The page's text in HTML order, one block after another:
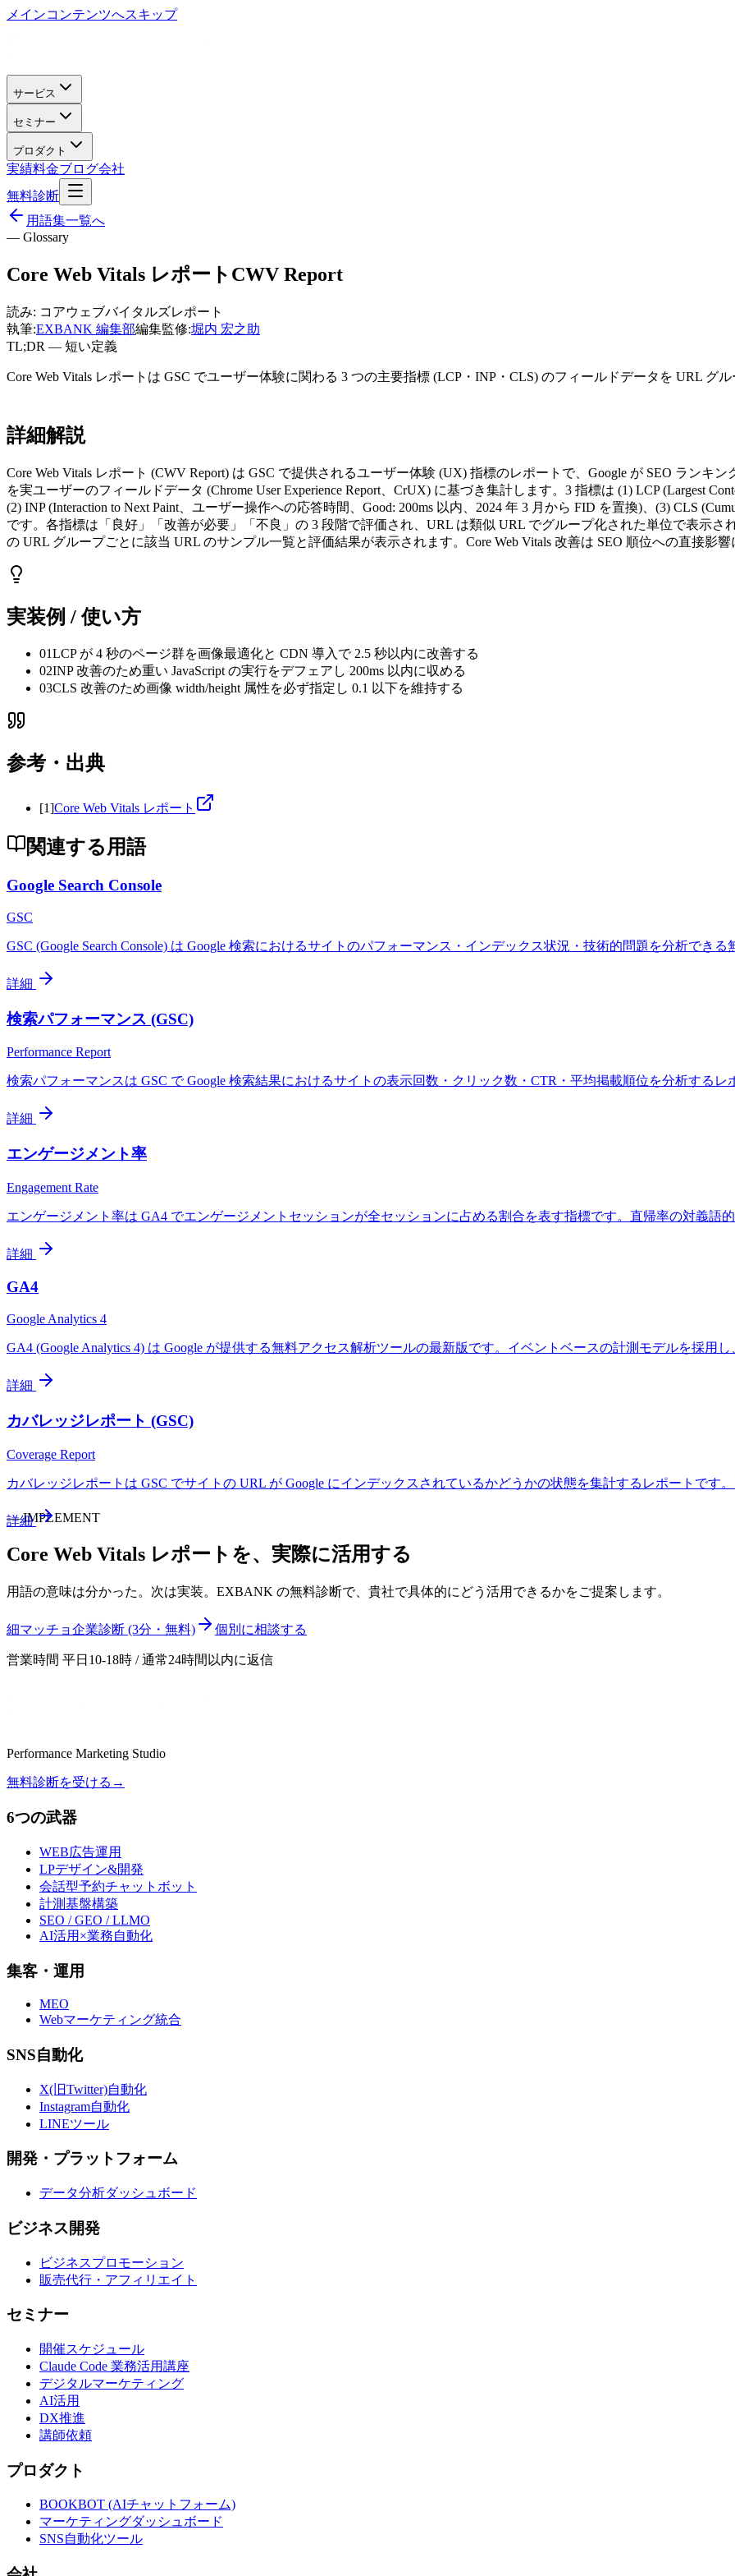
メインコンテンツへスキップ
サービス
セミナー
プロダクト
実績料金ブログ会社
無料診断
用語集一覧へ
— Glossary
Core Web Vitals レポート CWV Report
読み: コアウェブバイタルズレポート
執筆:EXBANK 編集部編集監修:堀内 宏之助
TL;DR — 短い定義
Core Web Vitals レポートは GSC でユーザー体験に関わる 3 つの主要指標 (LCP・INP・CLS) のフィールドデータを URL グ
詳細解説
Core Web Vitals レポート (CWV Report) は GSC で提供されるユーザー体験 (UX) 指標のレポートで、Google が SEO ランキ
を実ユーザーのフィールドデータ (Chrome User Experience Report、CrUX) に基づき集計します。3 指標は (1) LCP (Largest
(2) INP (Interaction to Next Paint、ユーザー操作への応答時間、Good: 200ms 以内、2024 年 3 月から FID を置換)、(3) CLS
です。各指標は「良好」「改善が必要」「不良」の 3 段階で評価され、URL は類似 URL でグループ化された単位で表示
の URL グループごとに該当 URL のサンプル一覧と評価結果が表示されます。Core Web Vitals 改善は SEO 順位への直接影
実装例 / 使い方
01LCP が 4 秒のページ群を画像最適化と CDN 導入で 2.5 秒以内に改善する
02INP 改善のため重い JavaScript の実行をデフェアし 200ms 以内に収める
03CLS 改善のため画像 width/height 属性を必ず指定し 0.1 以下を維持する
参考・出典
[1]Core Web Vitals レポート
関連する用語
Google Search Console
GSC
GSC (Google Search Console) は Google 検索におけるサイトのパフォーマンス・インデックス状況・技術的問題を分析できる
詳細
検索パフォーマンス (GSC)
Performance Report
検索パフォーマンスは GSC で Google 検索結果におけるサイトの表示回数・クリック数・CTR・平均掲載順位を分析するレ
詳細
エンゲージメント率
Engagement Rate
エンゲージメント率は GA4 でエンゲージメントセッションが全セッションに占める割合を表す指標です。直帰率の対義語的
詳細
GA4
Google Analytics 4
GA4 (Google Analytics 4) は Google が提供する無料アクセス解析ツールの最新版です。イベントベースの計測モデルを採用し
詳細
カバレッジレポート (GSC)
Coverage Report
カバレッジレポートは GSC でサイトの URL が Google にインデックスされているかどうかの状態を集計するレポートです
詳細
—IMPLEMENT
Core Web Vitals レポート を、実際に活用する
用語の意味は分かった。次は実装。EXBANK の無料診断で、貴社で具体的にどう活用できるかをご提案します。
細マッチョ企業診断 (3分・無料) 個別に相談する
営業時間 平日10-18時 / 通常24時間以内に返信
Performance Marketing Studio
無料診断を受ける →
6つの武器
WEB広告運用
LPデザイン&開発
会話型予約チャットボット
計測基盤構築
SEO / GEO / LLMO
AI活用×業務自動化
集客・運用
MEO
Webマーケティング統合
SNS自動化
X(旧Twitter)自動化
Instagram自動化
LINEツール
開発・プラットフォーム
データ分析ダッシュボード
ビジネス開発
ビジネスプロモーション
販売代行・アフィリエイト
セミナー
開催スケジュール
Claude Code 業務活用講座
デジタルマーケティング
AI活用
DX推進
講師依頼
プロダクト
BOOKBOT (AIチャットフォーム)
マーケティングダッシュボード
SNS自動化ツール